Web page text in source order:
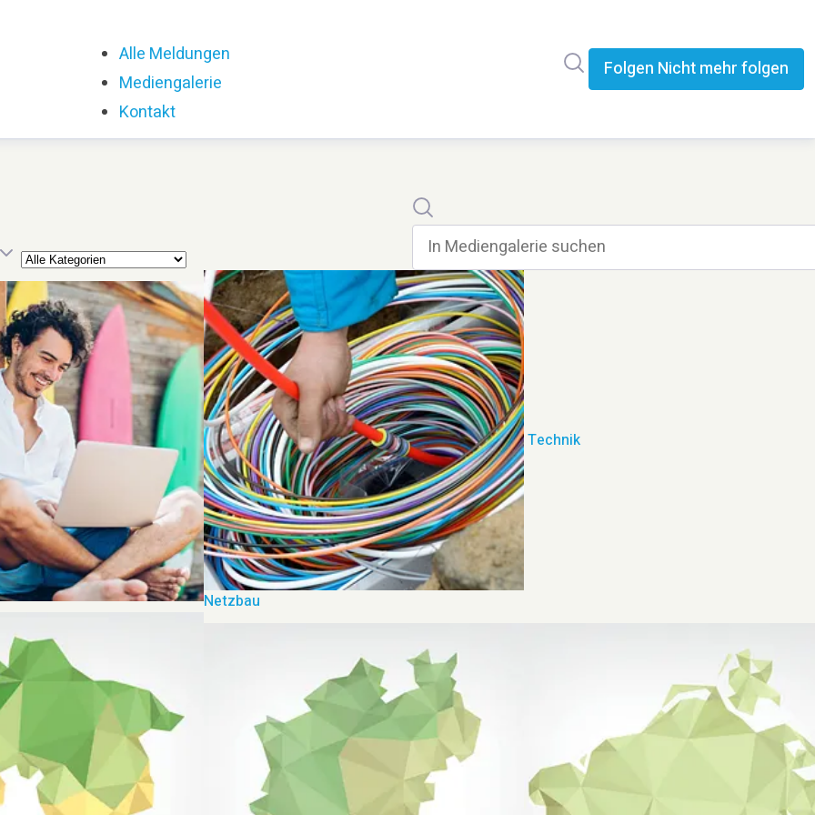
Alle Meldungen
Mediengalerie
Kontakt
Im Newsroom suchen
Folgen Nicht mehr folgen
Kategorie
Suche
In mediengalerie suchen
Netzbau
Technik